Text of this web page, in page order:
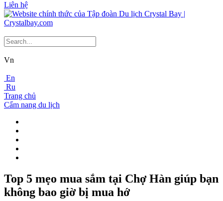
Liên hệ
Vn
En
Ru
Trang chủ
Cẩm nang du lịch
Top 5 mẹo mua sắm tại Chợ Hàn giúp bạn
không bao giờ bị mua hớ